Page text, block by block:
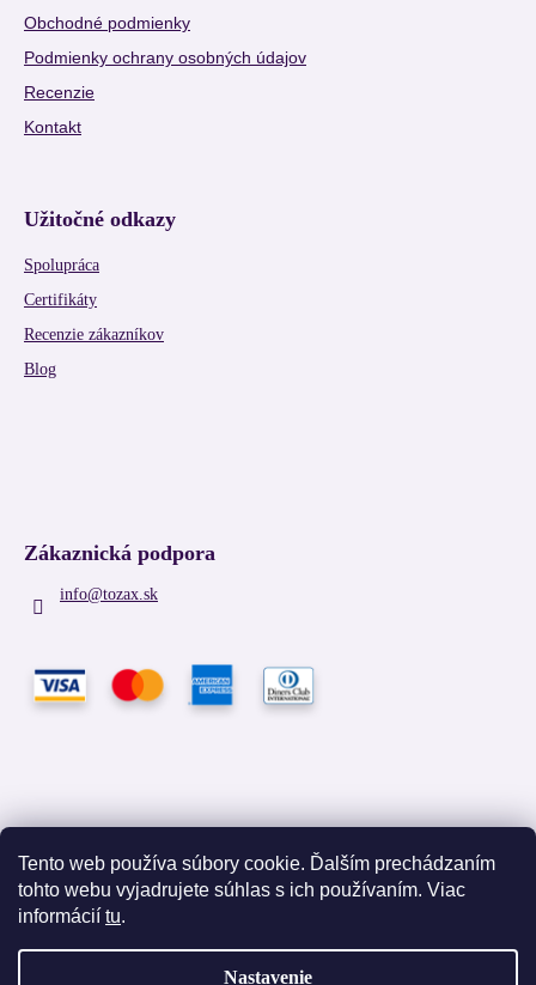
Tento web používa súbory cookie. Ďalším prechádzaním
tohto webu vyjadrujete súhlas s ich používaním. Viac
informácií tu.
Nastavenie
Obchodné podmienky
Podmienky ochrany osobných údajov
Recenzie
Kontakt
Užitočné odkazy
Spolupráca
Certifikáty
Recenzie zákazníkov
Blog
Zákaznická podpora
info@tozax.sk
Facebook